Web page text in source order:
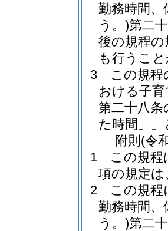
勤務時間、
う。)第二
後の規程
も行うこ
3
この規程
おける子
第二十八
た時間」
附則 (令
1
この規程
項の規定
2
この規程
勤務時間、
う。)第二